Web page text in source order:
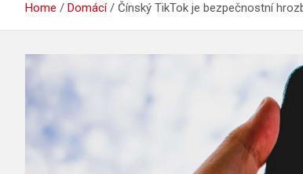
Home Domácí Čínský TikTok je bezpečnostní